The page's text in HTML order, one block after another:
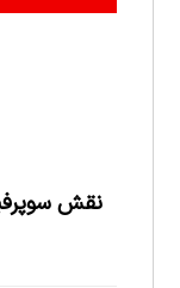
نقش